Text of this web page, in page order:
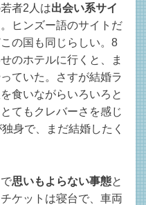
者2人は出会い系サイ
ヒンズー語のサイトだ
の国も同じらしい。8
のホテルに行くと、ま
ていた。さすが結婚ラ
食いながらいろいろと
てもクレバーさを感じ
身で、まだ結婚したく
思いもよらない事態と
ケットは寝台で、車両